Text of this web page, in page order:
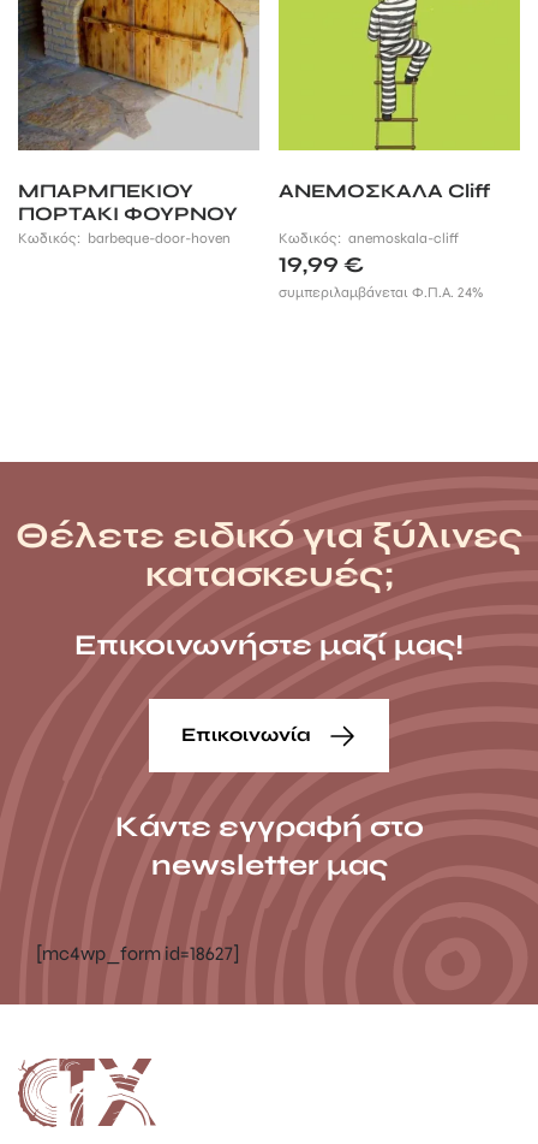
ΜΠΑΡΜΠΕΚΙΟΥ
ΠΟΡΤΑΚΙ ΦΟΥΡΝΟΥ
Κωδικός: barbeque-door-hoven
ΑΝΕΜΟΣΚΑΛΑ Cliff
Κωδικός:anemoskala-cliff
19,99€
συμπεριλαμβάνεται Φ.Π.Α. 24%
Θέλετε ειδικό για ξύλινες
κατασκευές;
Επικοινωνήστε μαζί μας!
Επικοινωνία
Κάντε εγγραφή στο
newsletter μας
[mc4wp_form id=18627]